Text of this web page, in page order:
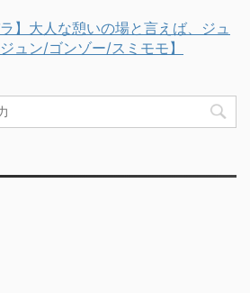
ラ】大人な憩いの場と言えば、ジュ
ュン/ゴンゾー/スミモモ】